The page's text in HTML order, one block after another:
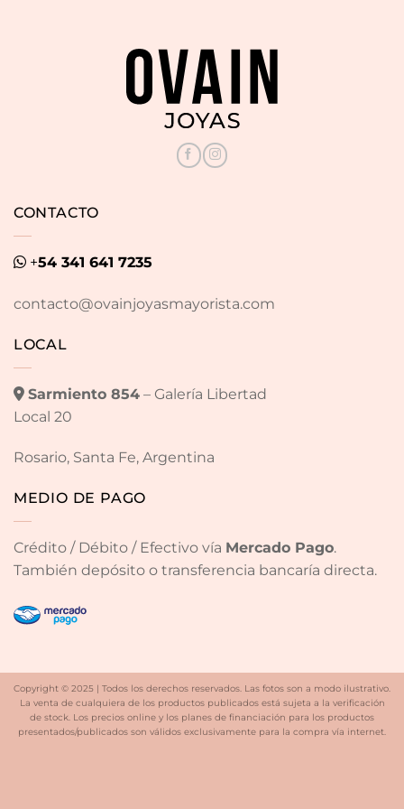
LOCAL
Sarmiento 854– Galería Libertad
Local 20
Rosario, Santa Fe, Argentina
MEDIO DE PAGO
Crédito / Débito / Efectivo vía Mercado Pago.
También depósito o transferencia bancaría directa.
CONTACTO
+54 341 641 7235
contacto@ovainjoyasmayorista.com
Copyright © 2025 | Todos los derechos reservados. Las fotos son a modo ilustrativo.
La venta de cualquiera de los productos publicados está sujeta a la verificación
de stock. Los precios online y los planes de financiación para los productos
presentados/publicados son válidos exclusivamente para la compra vía internet.